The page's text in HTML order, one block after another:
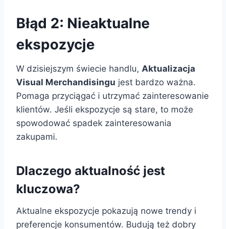
Błąd 2: Nieaktualne
ekspozycje
W dzisiejszym świecie handlu, Aktualizacja
Visual Merchandisingu jest bardzo ważna.
Pomaga przyciągać i utrzymać zainteresowanie
klientów. Jeśli ekspozycje są stare, to może
spowodować spadek zainteresowania
zakupami.
Dlaczego aktualność jest
kluczowa?
Aktualne ekspozycje pokazują nowe trendy i
preferencje konsumentów. Budują też dobry